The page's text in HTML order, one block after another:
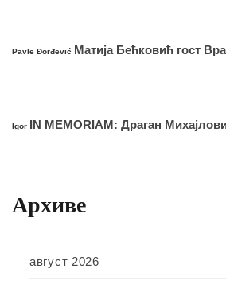
Pavle Đorđević Матија Бећковић гост
Igor IN MEMORIAM: Драган
Архиве
август 2026